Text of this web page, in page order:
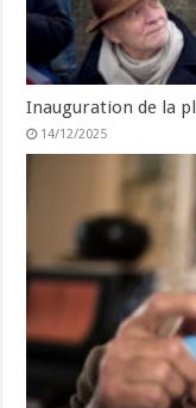
Inauguration de la
14/12/2025